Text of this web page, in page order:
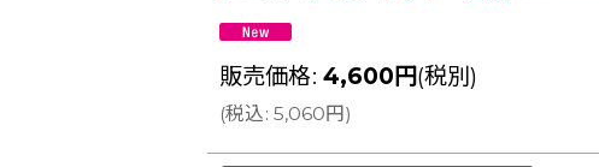
販売価格: 4,600円(税別)
(税込: 5,060円)